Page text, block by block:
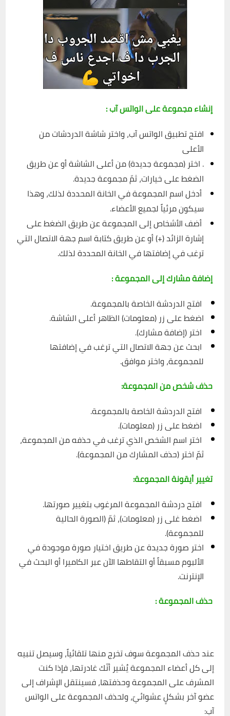
إنشاء مجموعة على الواتس آب :
افتح تطبيق الواتس آب، واختر شاشة الدردشات من
الأعلى
. اختر (مجموعة جديدة) من أعلى الشاشة أو عن طريق
الضغط على خيارات، ثمّ مجموعة جديدة.
أدخل اسم المجموعة في الخانة المحددة لذلك، وهذا
سيكون مرئياً لجميع الأعضاء.
أضف الأشخاص إلى المجموعة عن طريق الضغط على
إشارة الزائد (+) أو عن طريق كتابة اسم جهة الاتصال التي
ترغب في إضافتها في الخانة المحددة لذلك.
إضافة مشارك إلى المجموعة :
افتح الدردشة الخاصة بالمجموعة.
اضغط على زر (معلومات) الظاهر أعلى الشاشة.
اختر (إضافة مشارك).
ابحث عن جهة الاتصال التي ترغب في إضافتها
للمجموعة، واختر موافق.
حذف شخص من المجموعة:
افتح الدردشة الخاصة بالمجموعة.
اضغط على زر (معلومات).
اختر اسم الشخص الذي ترغب في حذفه من المجموعة،
ثمّ اختر (حذف المشارك من المجموعة).
تغيير أيقونة المجموعة:
افتح دردشة المجموعة المرغوب بتغيير صورتها.
اضغط غلى زر (معلومات)، ثمّ (الصورة الحالية
للمجموعة).
اختر صورة جديدة عن طريق اختيار صورة موجودة في
الألبوم مسبقاً أو التقاطها الآن عبر الكاميرا أو البحث في
الإنترنت.
حذف المجموعة :
عند حذف المجموعة سوف تخرج منها تلقائياً، وسيصل تنبيه
إلى كل أعضاء المجموعة يُشير أنّك غادرتها، فإذا كنت
المشرف على المجموعة وحذفتها، فسينتقل الإشراف إلى
عضو آخر بشكلٍ عشوائيّ، ولحذف المجموعة على الواتس
آب: